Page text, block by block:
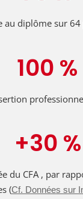
au diplôme sur
100 %
+30 %
du CFA , par
(Cf. Données sur